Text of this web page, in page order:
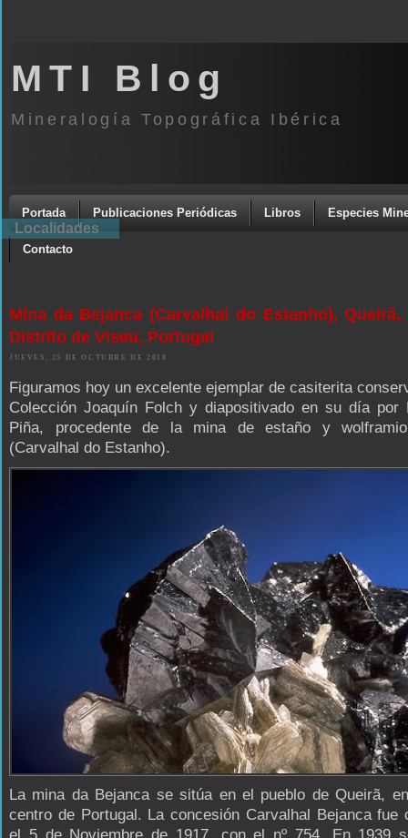
MTI Blog
Mineralogía Topográfica Ibérica
Portada Publicaciones Periódicas Libros Especies
Contacto
Mina da Bejanca (Carvalhal do Estanho), Queirã,
Distrito de Viseu, Portugal
JUEVES, 25 DE OCTUBRE DE 2018
Figuramos hoy un excelente ejemplar de casiterita
Colección Joaquín Folch y diapositivado en su día por
Piña, procedente de la mina de estaño y
(Carvalhal do Estanho).
La mina da Bejanca se sitúa en el pueblo de Queirã,
centro de Portugal. La concesión Carvalhal Bejanca fue
el 5 de Noviembre de 1917, con el nº 754. En 1939
Localidades